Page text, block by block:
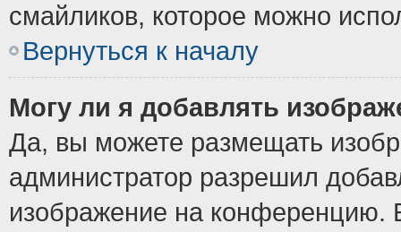
смайликов, которое можно
Вернуться к началу
Могу ли я добавлять
Да, вы можете размещать
администратор разрешил
изображение на конференцию.